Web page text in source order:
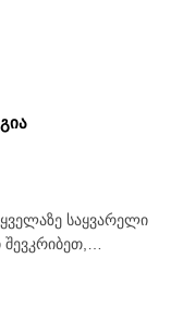
საყვარელი
ლექსიცაა,
და საყვარელია,